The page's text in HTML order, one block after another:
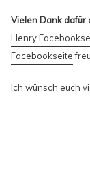
Vielen Dank dafür
Henry
Facebookseite
Ich wünsch euch